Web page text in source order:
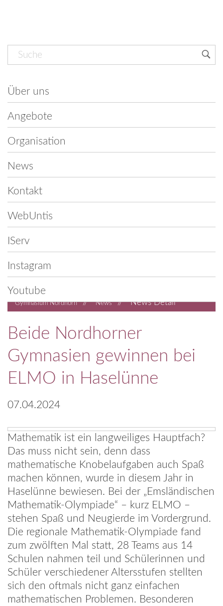
Navigation
überspringen
Über uns
Angebote
Organisation
News
Kontakt
WebUntis
IServ
Instagram
Youtube
Gymnasium Nordhorn // News // News Detail
Beide Nordhorner
Gymnasien gewinnen bei
ELMO in Haselünne
07.04.2024
Mathematik ist ein langweiliges Hauptfach?
Das muss nicht sein, denn dass
mathematische Knobelaufgaben auch Spaß
machen können, wurde in diesem Jahr in
Haselünne bewiesen. Bei der „Emsländischen
Mathematik-Olympiade“ – kurz ELMO –
stehen Spaß und Neugierde im Vordergrund.
Die regionale Mathematik-Olympiade fand
zum zwölften Mal statt, 28 Teams aus 14
Schulen nahmen teil und Schülerinnen und
Schüler verschiedener Altersstufen stellten
sich den oftmals nicht ganz einfachen
mathematischen Problemen. Besonderen